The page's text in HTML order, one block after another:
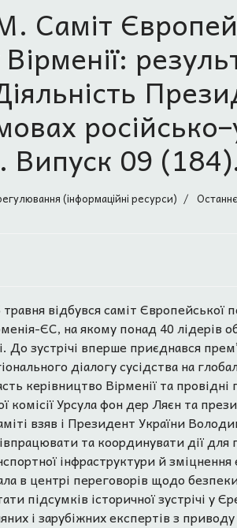
Саміт
Випуск 09
(інформаційні ресурси)
травня відбувся саміт Європейської
ЄС, на якому понад 40 лідерів
До зустрічі вперше приєднався
діалогу сусідства на
керівництво Вірменії та
комісії Урсула фон дер Ляєн та
взяв і Президент України
та координувати дії для
інфраструктури й зміцнення
в центрі переговорів щодо
підсумків історичної зустрічі у
і зарубіжних експертів з приводу